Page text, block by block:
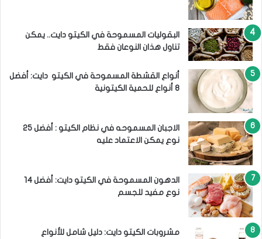
البقوليات المسموحة في الكيتو دايت.. يمكن
تناول هذان النوعان فقط
أنواع القشطة المسموحة في الكيتو دايت: أفضل
8 أنواع للحمية الكيتونية
الاجبان المسموحه في نظام الكيتو : أفضل 25
نوع يمكن الاعتماد عليه
الدهون المسموحة في الكيتو دايت: أفضل 14
نوع مفيد للجسم
مشروبات الكيتو دايت: دليل شامل للأنواع